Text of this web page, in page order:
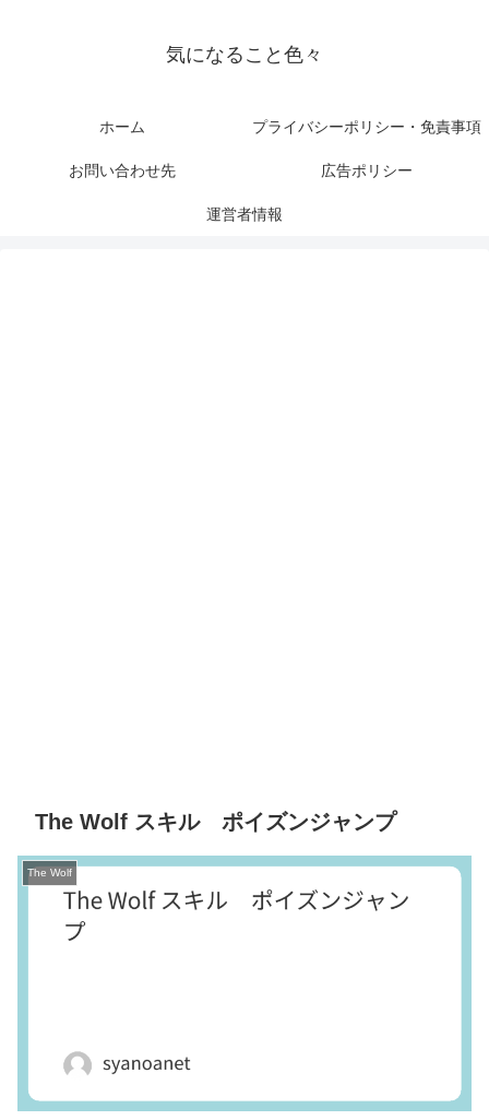
気になること色々
ホーム プライバシーポリシー・免責事項
お問い合わせ先 広告ポリシー
運営者情報
The Wolf スキル ポイズンジャンプ
The Wolf